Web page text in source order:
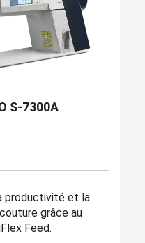
S-7300A
productivité et la
grâce au
Feed.